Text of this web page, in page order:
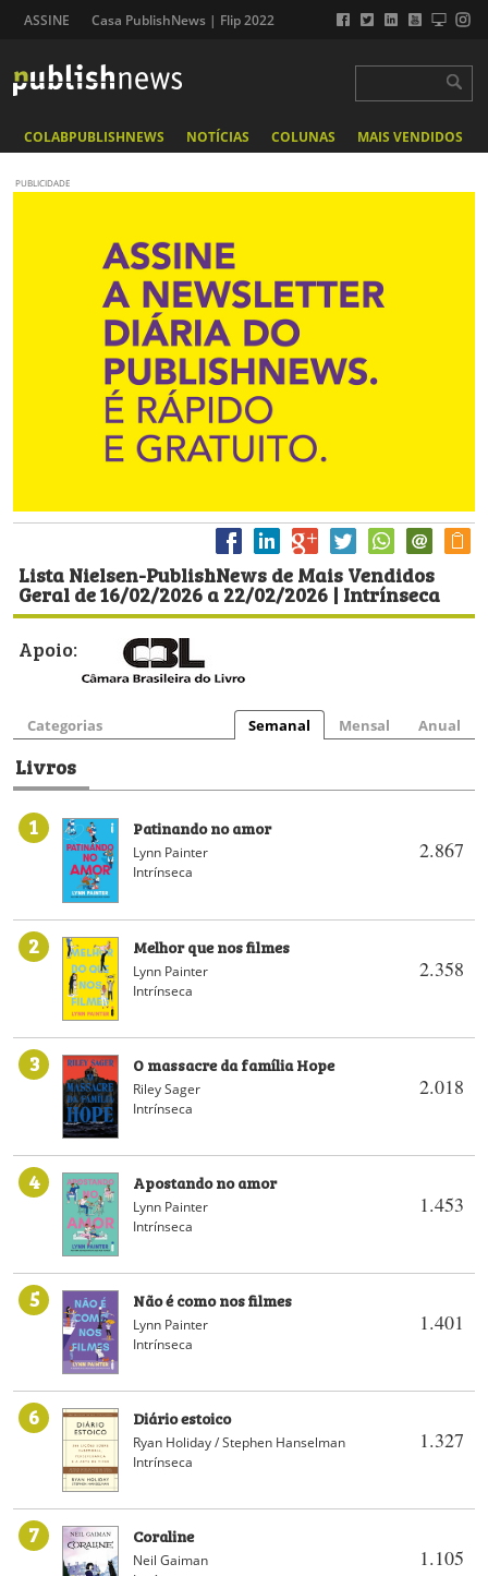
ASSINE Casa PublishNews | Flip 2022
COLABPUBLISHNEWS NOTÍCIAS COLUNAS MAIS VENDIDOS
PUBLICIDADE
Lista Nielsen-PublishNews de Mais Vendidos
Geral de 16/02/2026 a 22/02/2026 | Intrínseca
Apoio:
Categorias Semanal Mensal Anual
Livros
1
2.867
Patinando no amor
Lynn Painter
Intrínseca
2
2.358
Melhor que nos filmes
Lynn Painter
Intrínseca
3
2.018
O massacre da família Hope
Riley Sager
Intrínseca
4
1.453
Apostando no amor
Lynn Painter
Intrínseca
5
1.401
Não é como nos filmes
Lynn Painter
Intrínseca
6
1.327
Diário estoico
Ryan Holiday / Stephen Hanselman
Intrínseca
7
1.105
Coraline
Neil Gaiman